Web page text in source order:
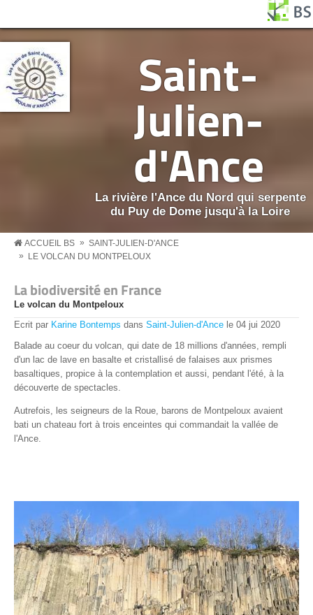
Saint-
Julien-
d'Ance
La rivière l'Ance du Nord qui serpente
du Puy de Dome jusqu'à la Loire
BS MENU
ACCUEIL BS » SAINT-JULIEN-D'ANCE
»
LE VOLCAN DU MONTPELOUX
La biodiversité en France
Le volcan du Montpeloux
Ecrit par Karine Bontemps dans Saint-Julien-d'Ance le 04 jui 2020
Balade au coeur du volcan, qui date de 18 millions d'années, rempli
d'un lac de lave en basalte et cristallisé de falaises aux prismes
basaltiques, propice à la contemplation et aussi, pendant l'été, à la
découverte de spectacles.
Autrefois, les seigneurs de la Roue, barons de Montpeloux avaient
bati un chateau fort à trois enceintes qui commandait la vallée de
l'Ance.